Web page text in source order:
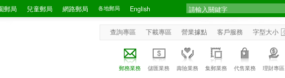
郵局 兒童郵局 網路郵局 各地郵局 English
查詢專區 下載專區 營業據點 客戶服務 字型大小
郵務業務 儲匯業務 壽險業務 集郵業務 代售業務 理財專區